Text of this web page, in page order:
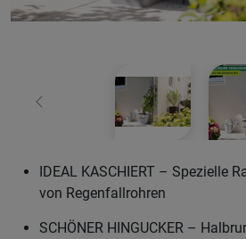
Zurück
IDEAL KASCHIERT – Spezielle
von Regenfallrohren
SCHÖNER HINGUCKER –